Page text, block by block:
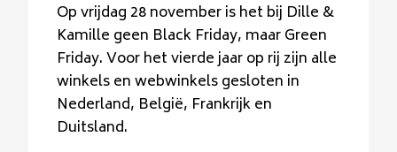
Op vrijdag 28 november is het bij Dille &
Kamille geen Black Friday, maar Green
Friday. Voor het vierde jaar op rij zijn alle
winkels en webwinkels gesloten in
Nederland, België, Frankrijk en
Duitsland.